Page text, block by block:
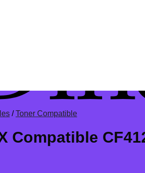
/ Toner Compatible
Compatible